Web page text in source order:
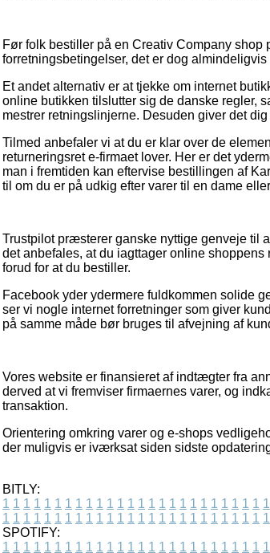
Før folk bestiller på en Creativ Company
forretningsbetingelser, det er dog
Et andet alternativ er at tjekke om internet
online butikken tilslutter sig de danske regler,
mestrer retningslinjerne. Desuden giver det
Tilmed anbefaler vi at du er klar over de
returneringsret e-firmaet lover. Her er det
man i fremtiden kan eftervise bestillingen af
til om du er på udkig efter varer til en dame
Trustpilot præsterer ganske nyttige genveje til
det anbefales, at du iagttager online
forud for at du bestiller.
Facebook yder ydermere fuldkommen solide
ser vi nogle internet forretninger som giver
på samme måde bør bruges til afvejning af
Vores website er finansieret af indtægter fra
derved at vi fremviser firmaernes varer, og
transaktion.
Orientering omkring varer og e-shops
der muligvis er iværksat siden sidste
BITLY:
1 1 1 1 1 1 1 1 1 1 1 1 1 1 1 1 1 1 1 1 1 1 1 1 1 1
1 1 1 1 1 1 1 1 1 1 1 1 1 1 1 1 1 1 1 1 1 1 1 1 1 1
SPOTIFY:
1 1 1 1 1 1 1 1 1 1 1 1 1 1 1 1 1 1 1 1 1 1 1 1 1 1